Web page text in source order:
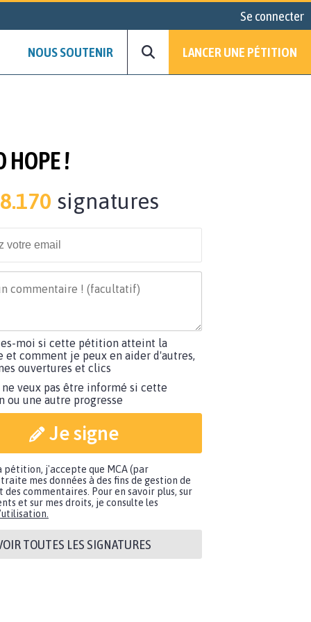
Se connecter
NOUS SOUTENIR LANCER UNE PÉTITION
HOPE !
signatures
moi si cette pétition atteint la
et comment je peux en aider d'autres,
ouvertures et clics
ne veux pas être informé si cette
ou une autre progresse
Je signe
pétition, j'accepte que MCA (par
mes données à des fins de gestion de
des commentaires. Pour en savoir plus, sur
et sur mes droits, je consulte les
TOUTES LES SIGNATURES